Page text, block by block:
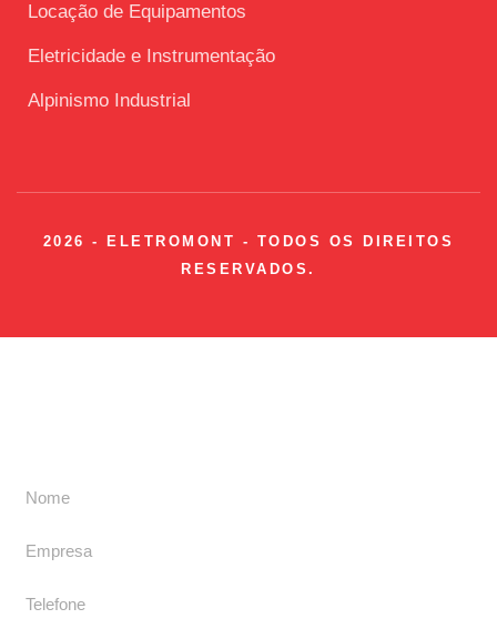
Locação de Equipamentos
Eletricidade e Instrumentação
Alpinismo Industrial
2026 - ELETROMONT - TODOS OS DIREITOS
RESERVADOS.